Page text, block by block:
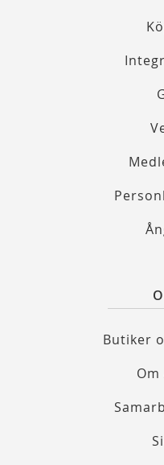
Butiker
Om